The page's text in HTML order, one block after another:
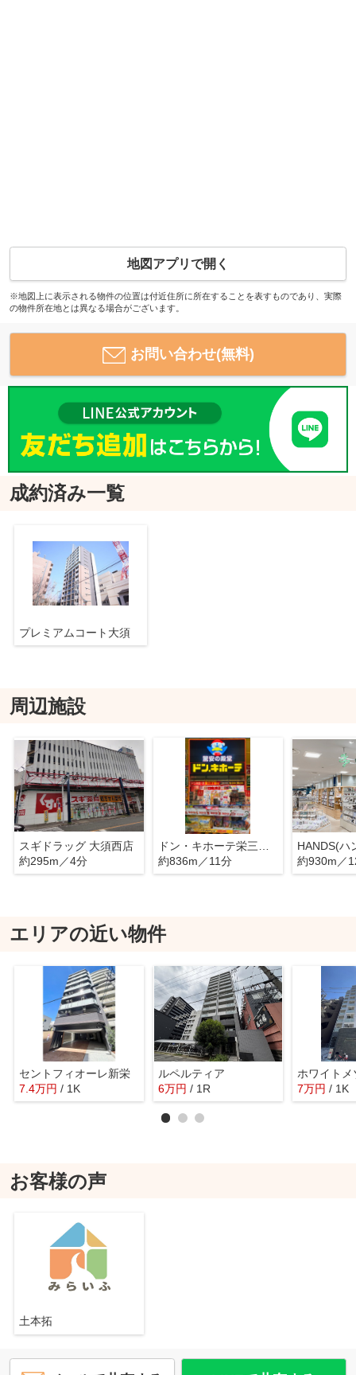
地図アプリで開く
※地図上に表示される物件の位置は付近住所に所在することを表すものであり、実際
の物件所在地とは異なる場合がございます。
お問い合わせ(無料)
成約済み一覧
プレミアムコート大須
周辺施設
スギドラッグ 大須西店
約295m／4分
約836m／11分
約930m／
エリアの近い物件
セントフィオーレ新栄
7.4万円 / 1K
ルペルティア
6万円 / 1R
ホワイトメ
7万円 / 1K
お客様の声
土本拓